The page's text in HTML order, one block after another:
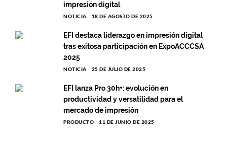
impresión digital
NOTICIA 18 DE AGOSTO DE 2025
EFI destaca liderazgo en impresión digital
tras exitosa participación en ExpoACCCSA
2025
NOTICIA 25 DE JULIO DE 2025
EFI lanza Pro 30h+: evolución en
productividad y versatilidad para el
mercado de impresión
PRODUCTO 11 DE JUNIO DE 2025